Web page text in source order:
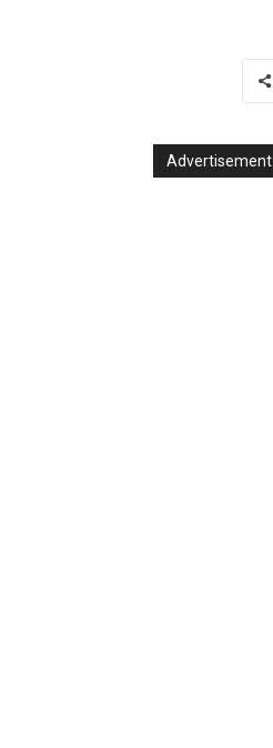
Advertisement